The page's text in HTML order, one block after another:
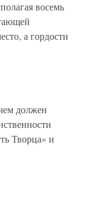
восемь
а гордости
должен
Творца» и